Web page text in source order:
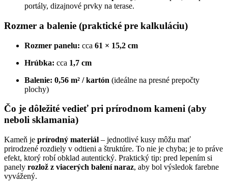
portály, dizajnové prvky na terase.
Rozmer a balenie (praktické pre kalkuláciu)
Rozmer panelu: cca 61 × 15,2 cm
Hrúbka: cca 1,7 cm
Balenie: 0,56 m² / kartón (ideálne na presné prepočty
plochy)
Čo je dôležité vedieť pri prírodnom kameni (aby
neboli sklamania)
Kameň je prírodný materiál – jednotlivé kusy môžu mať
prirodzené rozdiely v odtieni a štruktúre. To nie je chyba; je to práve
efekt, ktorý robí obklad autentický. Praktický tip: pred lepením si
panely rozlož z viacerých balení naraz, aby bol výsledok farebne
vyvážený.